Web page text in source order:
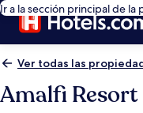
Ir a la sección principal de la
Ver todas las
Amalfi Resort